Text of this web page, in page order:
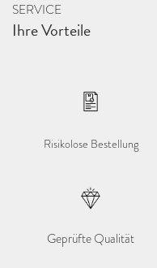
SERVICE
Ihre Vorteile
Risikolose Bestellung
Geprüfte Qualität